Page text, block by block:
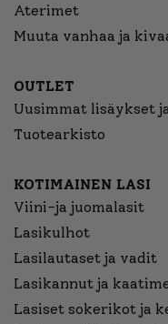
Aterimet
Muuta vanhaa ja
OUTLET
Uusimmat lisäykset
Tuotearkisto
KOTIMAINEN LASI
Viini-ja juomalasit
Lasikulhot
Lasilautaset ja vadit
Lasikannut ja
Lasiset sokerikot ja